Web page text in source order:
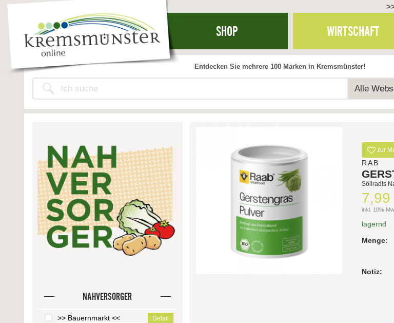
SHOP WIRTSCHAFT
Alle
Entdecken Sie mehrere 100 Marken in Kremsmünster!
NAHVERSORGER
>> Bauernmarkt << Detail
zur
RAB
Söllradls
7,99
inkl. 10%
lagernd
Menge:
Notiz: